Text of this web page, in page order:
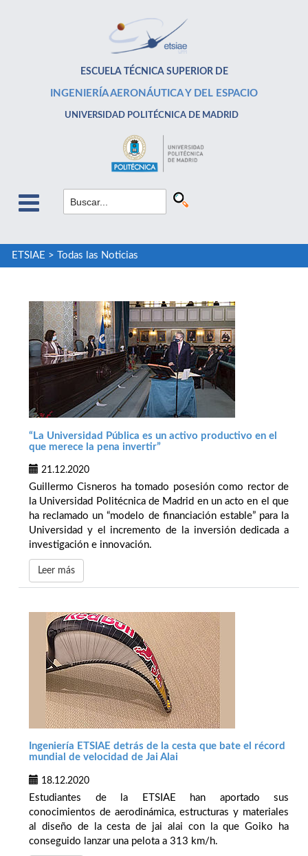
ESCUELA TÉCNICA SUPERIOR DE
INGENIERÍA AERONÁUTICA Y DEL ESPACIO
UNIVERSIDAD POLITÉCNICA DE MADRID
ETSIAE > Todas las Noticias
“La Universidad Pública es un activo productivo en el
que merece la pena invertir”
21.12.2020
Guillermo Cisneros ha tomado posesión como rector de
la Universidad Politécnica de Madrid en un acto en el que
ha reclamado un “modelo de financiación estable” para la
Universidad y el incremento de la inversión dedicada a
investigación e innovación.
Leer más
Ingeniería ETSIAE detrás de la cesta que bate el récord
mundial de velocidad de Jai Alai
18.12.2020
Estudiantes de la ETSIAE han aportado sus
conocimientos de aerodinámica, estructuras y materiales
al diseño de la cesta de jai alai con la que Goiko ha
conseguido lanzar una pelota a 313 km/h.